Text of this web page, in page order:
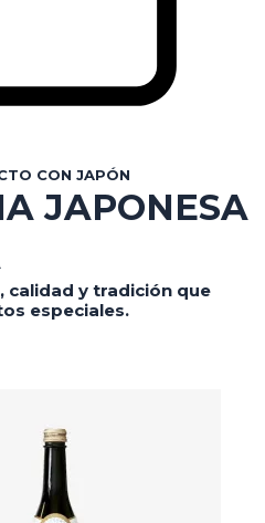
CON JAPÓN
JAPONESA
calidad y tradición que
especiales.